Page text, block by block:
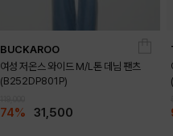
BUCKAROO
여성 저온스 와이드 M/L톤 데님 팬츠
(B252DP801P)
74% 31,500